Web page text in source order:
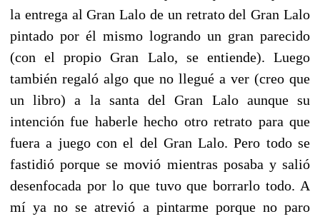
la entrega al Gran Lalo de un retrato del Gran Lalo
pintado por él mismo logrando un gran parecido
(con el propio Gran Lalo, se entiende). Luego
también regaló algo que no llegué a ver (creo que
un libro) a la santa del Gran Lalo aunque su
intención fue haberle hecho otro retrato para que
fuera a juego con el del Gran Lalo. Pero todo se
fastidió porque se movió mientras posaba y salió
desenfocada por lo que tuvo que borrarlo todo. A
mí ya no se atrevió a pintarme porque no paro